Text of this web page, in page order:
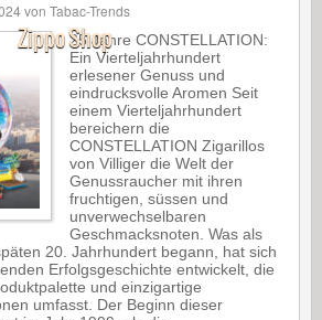
Zippo Shop
von Tabac-Trends
25 Jahre CONSTELLATION:
Ein Vierteljahrhundert
erlesener Genuss und
eindrucksvolle Aromen Seit
einem Vierteljahrhundert
bereichern die
CONSTELLATION Zigarillos
von Villiger die Welt der
Genussraucher mit ihren
fruchtigen, süssen und
unverwechselbaren
Geschmacksnoten. Was als
20. Jahrhundert begann, hat sich
Erfolgsgeschichte entwickelt, die
und einzigartige
umfasst. Der Beginn dieser